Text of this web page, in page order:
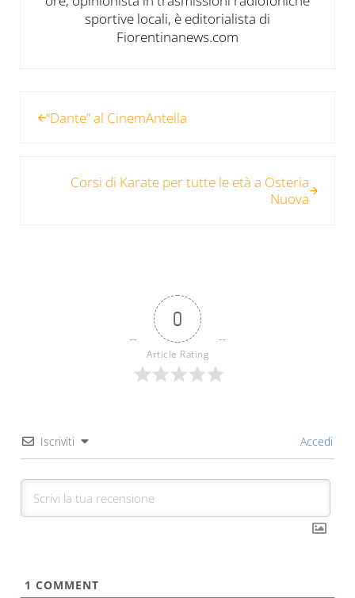
sportive locali, è editorialista di
Fiorentinanews.com
“Dante” al CinemAntella
Corsi di Karate per tutte le età a Osteria
Nuova
0
Article Rating
Iscriviti Accedi
1 COMMENT